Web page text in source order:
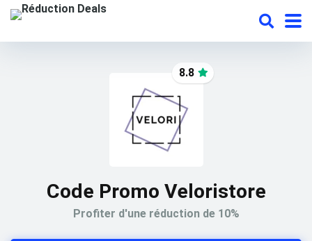
8.8
Code Promo Veloristore
Profiter d'une réduction de 10%